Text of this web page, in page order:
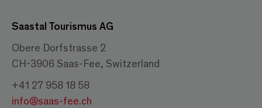
Saastal Tourismus AG
Obere Dorfstrasse 2
CH-3906 Saas-Fee, Switzerland
+41 27 958 18 58
info@saas-fee.ch